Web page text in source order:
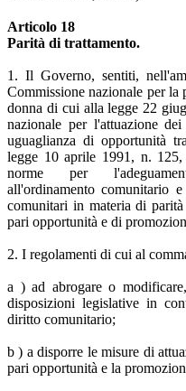
Articolo 18
Parità di trattamento.
1. Il Governo, sentiti,
Commissione nazionale per la
donna di cui alla legge 22
nazionale per l'attuazione
uguaglianza di opportunità
legge 10 aprile 1991, n.
norme per
all'ordinamento comunitario
comunitari in materia di
pari opportunità e di
2. I regolamenti di cui al
a ) ad abrogare o
disposizioni legislative in
diritto comunitario;
b ) a disporre le misure di
pari opportunità e la